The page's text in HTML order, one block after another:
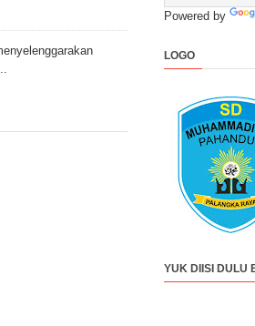
Powered by
LOGO
YUK DIISI DULU